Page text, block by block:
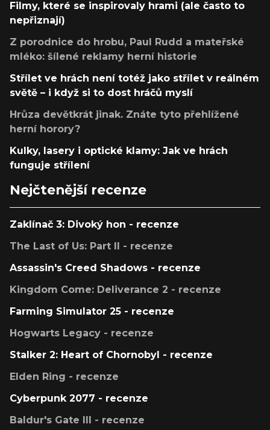
Filmy, které se inspirovaly hrami (ale často to
nepřiznají)
Z porodnice do hrobu, Paul Rudd a mateřské
mléko: šílené reklamy herní historie
Střílet ve hrách není totéž jako střílet v reálném
světě – i když si to dost hráčů myslí
Hrůza devětkrát jinak. Znáte tyto přehlížené
herní horory?
Kulky, lasery i optické klamy: Jak ve hrách
funguje střílení
Nejčtenější recenze
Zaklínač 3: Divoký hon - recenze
The Last of Us: Part II - recenze
Assassin's Creed Shadows - recenze
Kingdom Come: Deliverance 2 - recenze
Farming Simulator 25 - recenze
Hogwarts Legacy - recenze
Stalker 2: Heart of Chornobyl - recenze
Elden Ring - recenze
Cyberpunk 2077 - recenze
Baldur's Gate III - recenze